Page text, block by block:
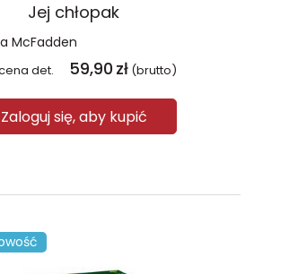
Jej chłopak
McFadden
det. 59,90 zł (brutto)
Zaloguj się, aby kupić